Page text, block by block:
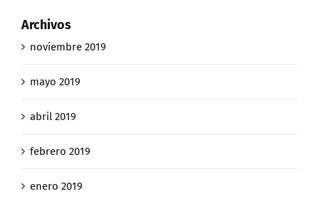
Archivos
noviembre 2019
mayo 2019
abril 2019
febrero 2019
enero 2019